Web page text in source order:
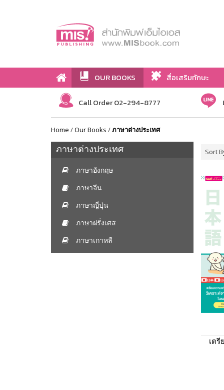
OUR BOOKS สื่อเสริมทักษะ
Call Order 02-294-8777
Home /Our Books /ภาษาต่างประเทศ
ภาษาต่างประเทศ
ภาษาอังกฤษ
ภาษาจีน
ภาษาญี่ปุ่น
ภาษาฝรั่งเศส
ภาษาเกาหลี
Sort
เต